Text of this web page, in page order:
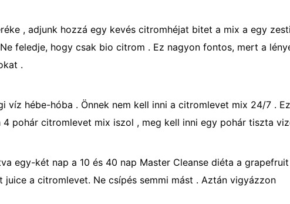
, adjunk hozzá egy kevés citromhéjat bitet a mix a egy
feledje, hogy csak bio citrom . Ez nagyon fontos, mert a
.
víz hébe-hóba . Önnek nem kell inni a citromlevet mix 24/7 . Ez
pohár citromlevet mix iszol , meg kell inni egy pohár tiszta
egy-két nap a 10 és 40 nap Master Cleanse diéta a grapefruit
a citromlevet. Ne csípés semmi mást . Aztán vigyázzon